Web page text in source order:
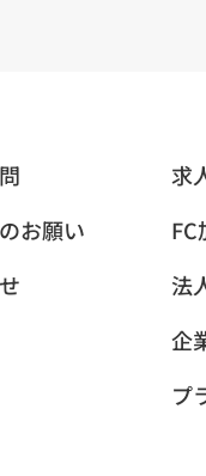
お願い
求
FC
法
企
プ